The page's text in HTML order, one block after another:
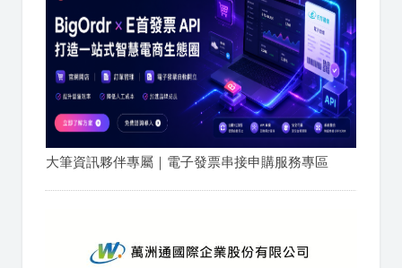
大筆資訊夥伴專屬｜電子發票串接申購服務專區